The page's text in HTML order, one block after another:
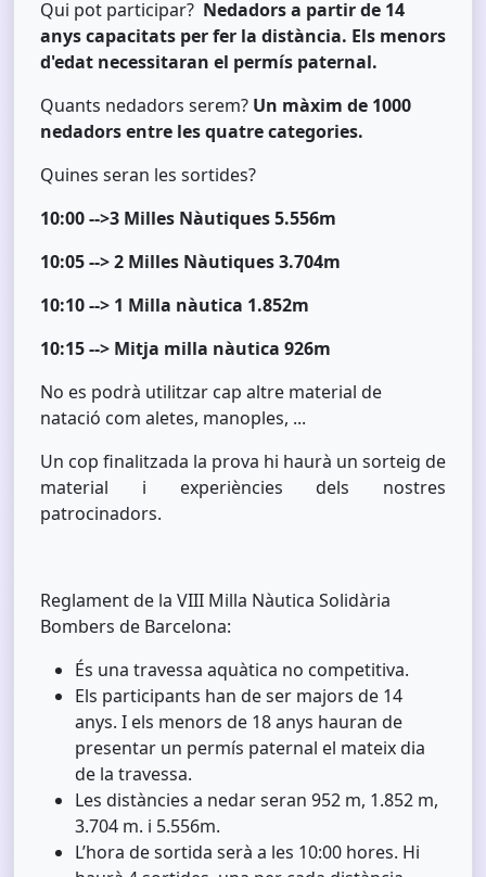
Qui pot participar? Nedadors a partir de 14
anys capacitats per fer la distància. Els menors
d'edat necessitaran el permís paternal.
Quants nedadors serem? Un màxim de 1000
nedadors entre les quatre categories.
Quines seran les sortides?
10:00 -->3 Milles Nàutiques 5.556m
10:05 --> 2 Milles Nàutiques 3.704m
10:10 --> 1 Milla nàutica 1.852m
10:15 --> Mitja milla nàutica 926m
No es podrà utilitzar cap altre material de
natació com aletes, manoples, ...
Un cop finalitzada la prova hi haurà un sorteig de
material i experiències dels nostres
patrocinadors.
Reglament de la VIII Milla Nàutica Solidària
Bombers de Barcelona:
És una travessa aquàtica no competitiva.
Els participants han de ser majors de 14
anys. I els menors de 18 anys hauran de
presentar un permís paternal el mateix dia
de la travessa.
Les distàncies a nedar seran 952 m, 1.852 m,
3.704 m. i 5.556m.
L’hora de sortida serà a les 10:00 hores. Hi